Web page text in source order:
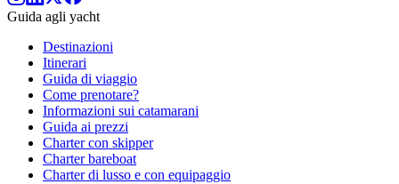
Guida agli yacht
Destinazioni
Itinerari
Guida di viaggio
Come prenotare?
Informazioni sui catamarani
Guida ai prezzi
Charter con skipper
Charter bareboat
Charter di lusso e con equipaggio